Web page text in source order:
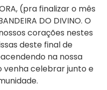
(pra finalizar o mês
DO DIVINO. O
corações nestes
deste final de
na nossa
venha celebrar junto e